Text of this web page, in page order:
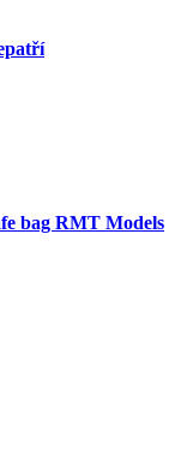
bag RMT Models